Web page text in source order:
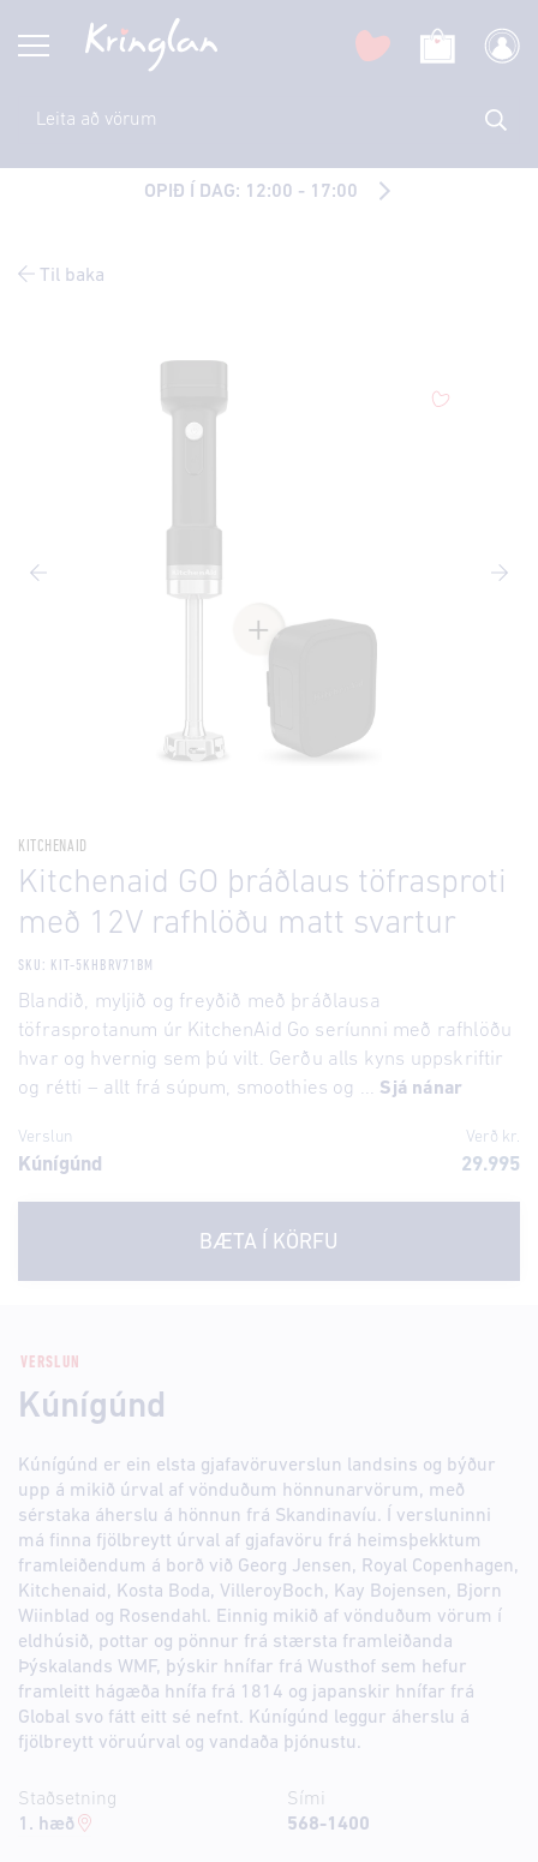
OPIÐ Í DAG: 12:00 - 17:00
Til baka
KITCHENAID
Kitchenaid GO þráðlaus töfrasproti
með 12V rafhlöðu matt svartur
SKU: KIT-5KHBRV71BM
Blandið, myljið og freyðið með þráðlausa
töfrasprotanum úr KitchenAid Go seríunni með rafhlöðu
hvar og hvernig sem þú vilt. Gerðu alls kyns uppskriftir
og rétti – allt frá súpum, smoothies og ... Sjá nánar
Verslun Verð kr.
Kúnígúnd 29.995
BÆTA Í KÖRFU
VERSLUN
Kúnígúnd
Kúnígúnd er ein elsta gjafavöruverslun landsins og býður
upp á mikið úrval af vönduðum hönnunarvörum, með
sérstaka áherslu á hönnun frá Skandinavíu. Í versluninni
má finna fjölbreytt úrval af gjafavöru frá heimsþekktum
framleiðendum á borð við Georg Jensen, Royal Copenhagen,
Kitchenaid, Kosta Boda, VilleroyBoch, Kay Bojensen, Bjorn
Wiinblad og Rosendahl. Einnig mikið af vönduðum vörum í
eldhúsið, pottar og pönnur frá stærsta framleiðanda
Þýskalands WMF, þýskir hnífar frá Wusthof sem hefur
framleitt hágæða hnífa frá 1814 og japanskir hnífar frá
Global svo fátt eitt sé nefnt. Kúnígúnd leggur áherslu á
fjölbreytt vöruúrval og vandaða þjónustu.
Staðsetning
1. hæð
Sími
568-1400